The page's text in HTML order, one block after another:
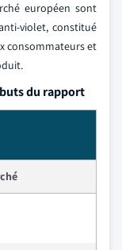
européen sont
violet, constitué
consommateurs et
du rapport